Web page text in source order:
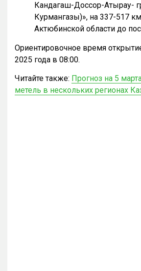
Кандагаш-Доссор-Атырау-
Курмангазы)», на 337-517
Актюбинской области до
Ориентировочное время
2025 года в 08:00.
Читайте также: Прогноз на 5
метель в нескольких регионах